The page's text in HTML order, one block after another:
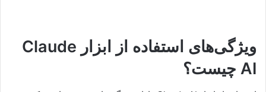
ویژگی‌های استفاده از ابزار